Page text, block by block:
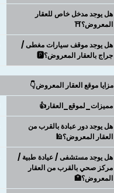
هل يوجد مدخل خاص للعقار
المعروض؟⛩️
هل يوجد موقف سيارات مغطى /
جراج بالعقار المعروض؟🅿️
مزايا موقع العقار المعروض👇
مميزات_لموقع_العقار👍
هل يوجد دور عبادة بالقرب من
العقار المعروض؟🕌
هل يوجد مستشفى / عيادة طبية /
مركز صحي بالقرب من العقار
المعروض؟🏥